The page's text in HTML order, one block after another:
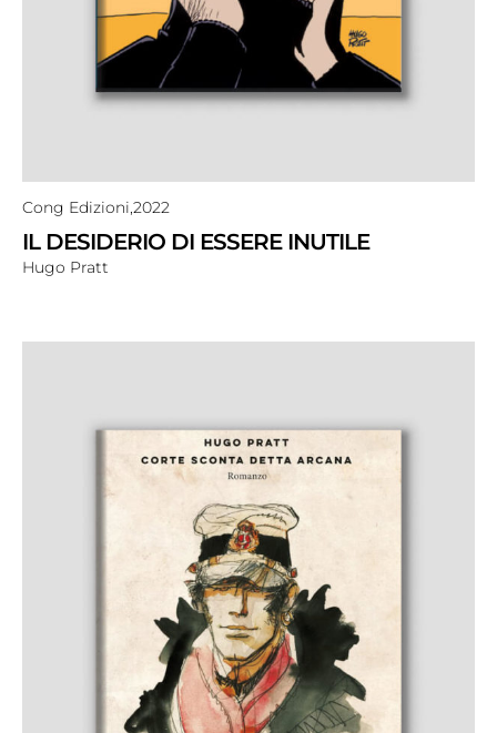
Cong Edizioni,2022
IL DESIDERIO DI ESSERE INUTILE
Hugo Pratt